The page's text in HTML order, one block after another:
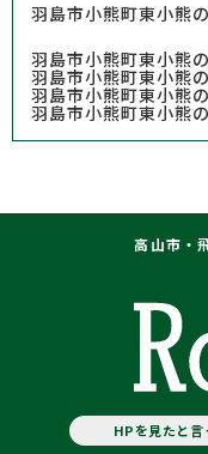
羽島市小熊町東小熊
羽島市小熊町東小熊
羽島市小熊町東小熊
羽島市小熊町東小熊
羽島市小熊町東小熊
高山市・
HPを見たと言